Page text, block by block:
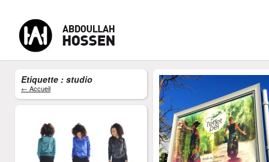
MENU CV Abdoullah Hossen Formateur Digital -
Etiquette : studio
← Accueil